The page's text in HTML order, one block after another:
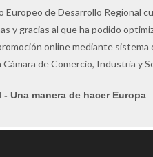
Europeo de Desarrollo
y gracias al que ha podido
online mediante
de Comercio, Industria y
Una manera de hacer Europa